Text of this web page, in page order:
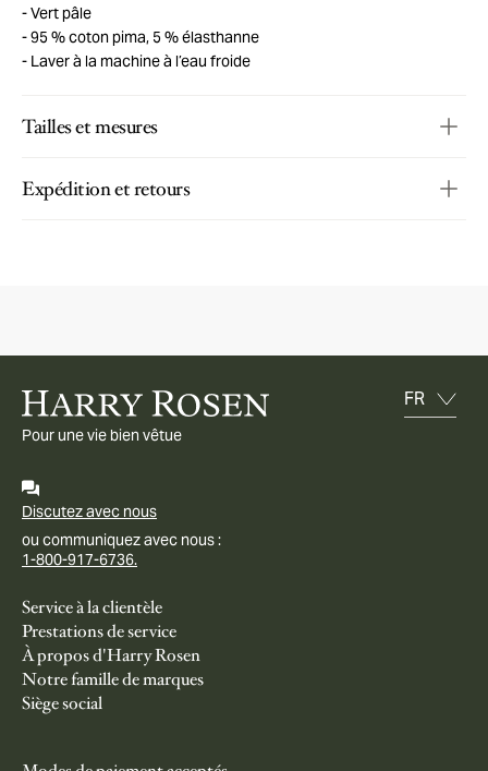
Vert pâle
95 % coton pima, 5 % élasthanne
Laver à la machine à l’eau froide
Tailles et mesures
Expédition et retours
Pour une vie bien vêtue
Discutez avec nous
ou communiquez avec nous :
1-800-917-6736.
Service à la clientèle
Prestations de service
À propos d'Harry Rosen
Notre famille de marques
Siège social